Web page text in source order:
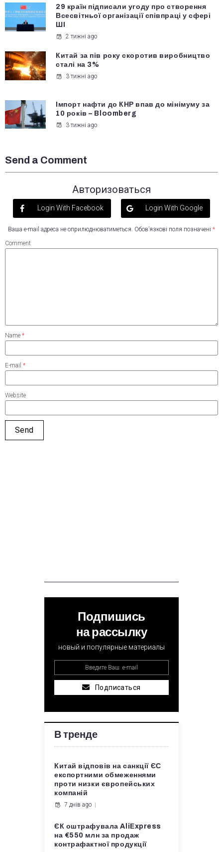
29 країн підписали угоду про створення
Всесвітньої організації співпраці у сфері
ШІ
2 тижні ago
Китай за пів року скоротив виробництво
сталі на 3%
3 тижні ago
Імпорт нафти до КНР впав до мінімуму за
10 років – Bloomberg
3 тижні ago
Send a Comment
Авторизоваться
Login With Facebook Login With Google
Ваша e-mail адреса не оприлюднюватиметься. Обов’язкові поля позначені *
Comment
Name *
E-mail *
Website
Подпишись
на рассылку
новый и популярные материалы
Подписаться
В тренде
Китай відповів на санкції ЄС
експортними обмеженнями
проти низки європейських
компаній
7 днів ago
ЄК оштрафувала AliExpress
на €550 млн за продаж
контрафактної продукції